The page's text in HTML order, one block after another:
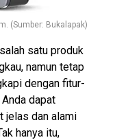
(Sumber: Bukalapak)
satu produk
namun tetap
dengan fitur-
dapat
jelas dan alami
hanya itu,